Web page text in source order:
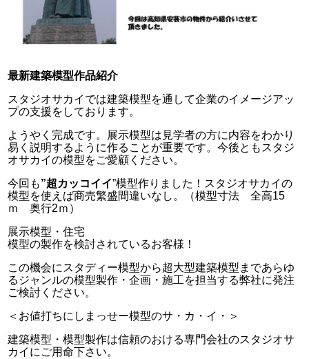
最新建築模型作品紹介
スタジオサカイでは建築模型を通して企業のイメージアッ
プの支援をしております。
ようやく完成です。展示模型は見学者の方に内容をわかり
易く説明するように作ることが重要です。今後ともスタジ
オサカイの模型をご愛顧ください。
今回も”超カッコイイ”模型作りました！スタジオサカイの
模型を使えば商売繁盛間違いなし。（模型寸法 全高15
ｍ 奥行2ｍ）
展示模型・住宅
模型の製作を検討されているお客様！
この機会にスタディー模型から超大型建築模型まであらゆ
るジャンルの模型製作・企画・施工を担当する弊社に発注
ご検討ください。
＜お値打ちにしまっせー模型のサ・カ・イ・＞
建築模型・模型製作は信頼のおける専門会社のスタジオサ
カイにご用命下さい。